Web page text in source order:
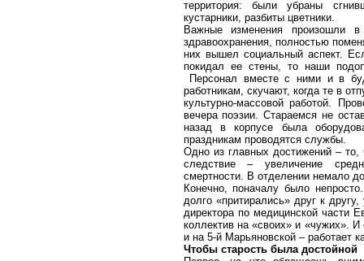
территория: были убраны
кустарники, разбиты цветники.
Важные изменения произошли
здравоохранения, полностью
них вышел социальный аспект.
покидал ее стены, то наши
Персонал вместе с ними и в
работникам, скучают, когда те в
культурно-массовой работой.
вечера поэзии. Стараемся не
назад в корпусе была
праздникам проводятся службы.
Одно из главных достижений –
следствие – увеличение
смертности. В отделении немало
Конечно, поначалу было
долго «притирались» друг к
директора по медицинской части
коллектив на «своих» и «чужих».
и на 5-й Марьяновской – работает
Чтобы старость была достойной